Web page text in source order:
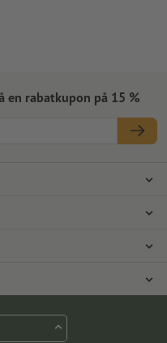
rabatkupon på 15 %